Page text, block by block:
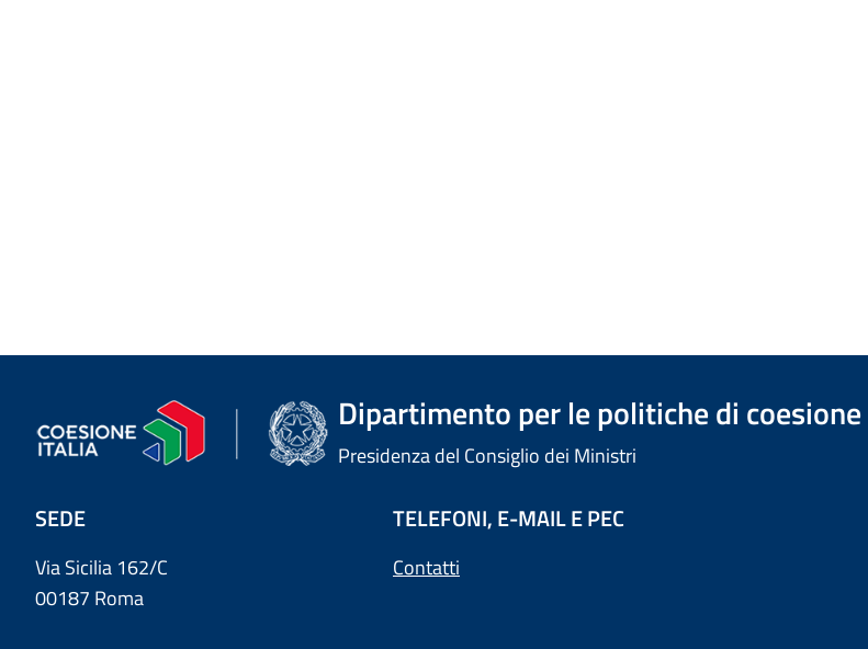
Dipartimento per le politiche di coesione
Presidenza del Consiglio dei Ministri
SEDE
Via Sicilia 162/C
00187 Roma
TELEFONI, E-MAIL E PEC
Contatti